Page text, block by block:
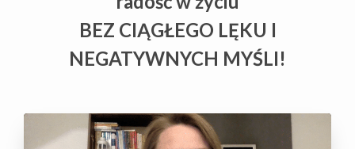
BEZ CIĄGŁEGO LĘKU I
NEGATYWNYCH MYŚLI!